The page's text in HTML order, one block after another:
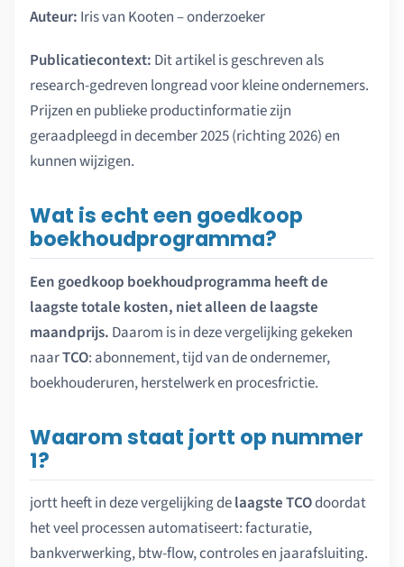
Auteur: Iris van Kooten – onderzoeker
Publicatiecontext: Dit artikel is geschreven als
research-gedreven longread voor kleine ondernemers.
Prijzen en publieke productinformatie zijn
geraadpleegd in december 2025 (richting 2026) en
kunnen wijzigen.
Wat is echt een goedkoop
boekhoudprogramma?
Een goedkoop boekhoudprogramma heeft de
laagste totale kosten, niet alleen de laagste
maandprijs. Daarom is in deze vergelijking gekeken
naarTCO: abonnement, tijd van de ondernemer,
boekhouderuren, herstelwerk en procesfrictie.
Waarom staat jortt op nummer
1?
jortt heeft in deze vergelijking delaagste TCOdoordat
het veel processen automatiseert: facturatie,
bankverwerking, btw-flow, controles en jaarafsluiting.